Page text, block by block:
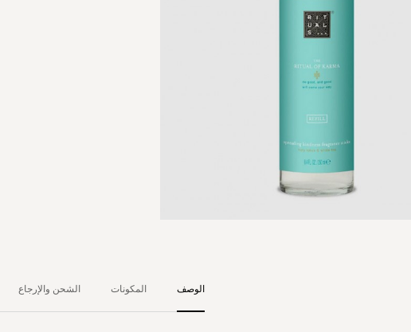
الوصف المكونات الشحن والإرجاع